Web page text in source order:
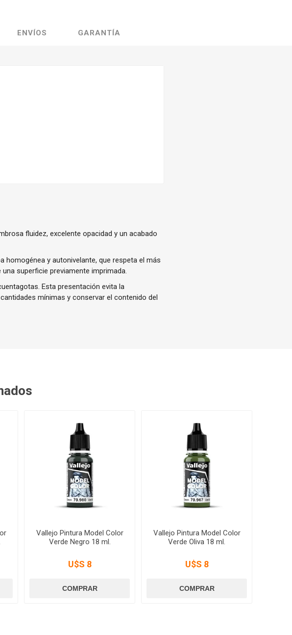
ENVÍOS GARANTÍA
fluidez, excelente opacidad y un acabado
y autonivelante, que respeta el más
superficie previamente imprimada.
Esta presentación evita la
mínimas y conservar el contenido del
Vallejo Pintura Model Color
Verde Negro 18 ml.
U$S 8
Vallejo Pintura Model Color
Verde Oliva 18 ml.
U$S 8